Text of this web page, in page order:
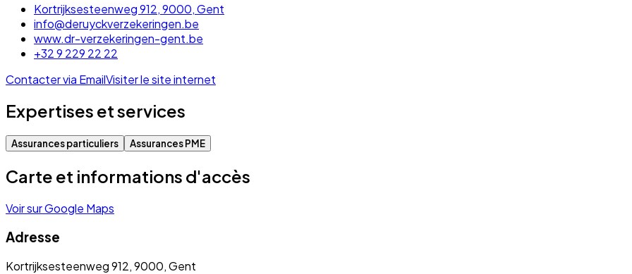
Kortrijksesteenweg 912, 9000, Gent
info@deruyckverzekeringen.be
www.dr-verzekeringen-gent.be
+32 9 229 22 22
Contacter via EmailVisiter le site internet
Expertises et services
Assurances particuliers Assurances PME
Carte et informations d'accès
Voir sur Google Maps
Adresse
Kortrijksesteenweg 912, 9000, Gent